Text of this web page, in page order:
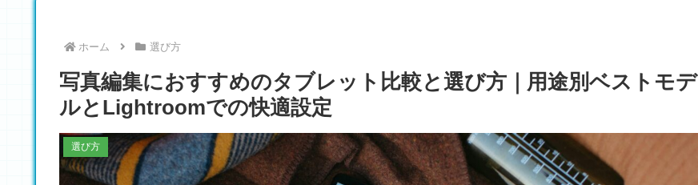
ホーム 選び方
写真編集におすすめのタブレット比較と選び方｜用途別ベストモデ
ルとLightroomでの快適設定
選び方